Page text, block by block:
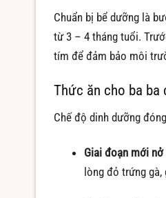
Chuẩn bị bể dưỡng là
từ 3 – 4 tháng tuổi.
tím để đảm bảo môi
Thức ăn cho ba
Chế độ dinh dưỡng
Giai đoạn mới
lòng đỏ trứng gà,